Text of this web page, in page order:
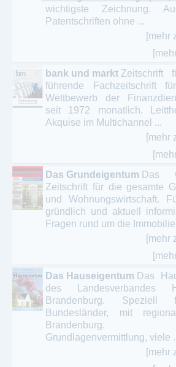
wichtigste Zeichnung.
Patentschriften ohne ...
[mehr
bank und markt Zeitschrift
führende Fachzeitschrift
Wettbewerb der
seit 1972 monatlich.
Akquise im Multichannel ...
[mehr
Das Grundeigentum Das
Zeitschrift für die gesamte
und Wohnungswirtschaft.
gründlich und aktuell
Fragen rund um die
[mehr
Das Hauseigentum Das
des
Brandenburg.
Bundesländer, mit
Brandenburg.
Grundlagenvermittlung, viele
[mehr